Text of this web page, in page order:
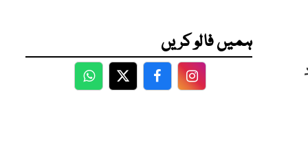
3 افراد
ہمیں فالو کریں
WhatsApp
TwitterFacebookFacebook